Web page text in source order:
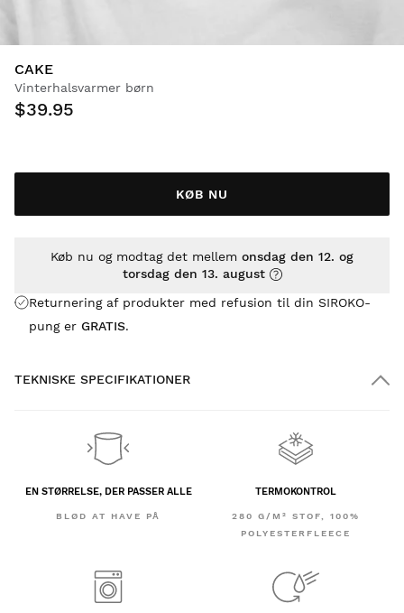
CAKE
Vinterhalsvarmer børn
$39.95
KØB NU
Returnering af produkter med refusion til din SIROKO-
pung er GRATIS.
Køb nu og modtag det mellem onsdag den 12. og
torsdag den 13. august
TEKNISKE SPECIFIKATIONER
EN STØRRELSE, DER PASSER ALLE
BLØD AT HAVE PÅ
TERMOKONTROL
280 G/M² STOF, 100%
POLYESTERFLEECE